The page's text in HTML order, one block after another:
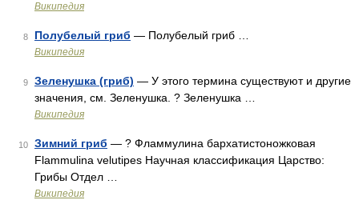
Википедия
8 Полубелый гриб — Полубелый гриб …
Википедия
9 Зеленушка (гриб) — У этого термина существуют и другие
значения, см. Зеленушка. ? Зеленушка …
Википедия
10 Зимний гриб — ? Фламмулина бархатистоножковая
Flammulina velutipes Научная классификация Царство:
Грибы Отдел …
Википедия